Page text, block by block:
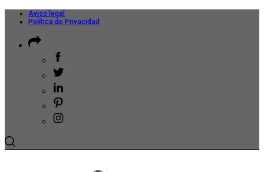
Aviso legal
Política de Privacidad